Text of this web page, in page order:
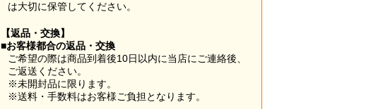
は大切に保管してください。
【返品・交換】
■お客様都合の返品・交換
ご希望の際は商品到着後10日以内に当店にご連絡後、
ご返送ください。
※未開封品に限ります。
※送料・手数料はお客様ご負担となります。